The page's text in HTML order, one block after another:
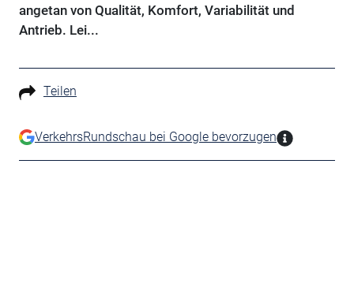
angetan von Qualität, Komfort, Variabilität und
Antrieb. Lei...
Teilen
VerkehrsRundschau bei Google bevorzugen